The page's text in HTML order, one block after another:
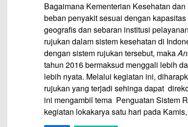
Bagaimana Kementerian Kesehatan
beban penyakit sesuai dengan
geografis dan sebaran institusi
rujukan dalam sistem kesehatan di
dengan sistem rujukan tersebut, maka
tahun 2016 bermaksud menggali lebih
lebih nyata. Melalui kegiatan ini,
rujukan yang terjadi sehinga dapat
ini mengambil tema Penguatan Sistem
kegiatan lokakarya satu hari pada Kamis,